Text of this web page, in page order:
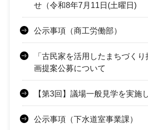
せ（令和8年7月11日(土曜日)
公示事項（商工労働部）
「古民家を活用したまちづく
画提案公募について
【第3回】議場一般見学を実施
公示事項（下水道室事業課）